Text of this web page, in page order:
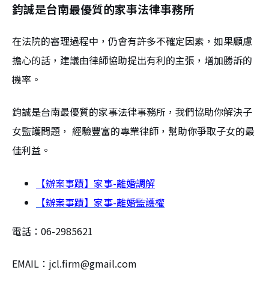
鈞誠是台南最優質的家事法律事務所
在法院的審理過程中，仍會有許多不確定因素，如果顧慮
擔心的話，建議由律師協助提出有利的主張，增加勝訴的
機率。
鈞誠是台南最優質的家事法律事務所，我們協助你解決子
女監護問題， 經驗豐富的專業律師，幫助你爭取子女的最
佳利益。
【辦案事蹟】家事-離婚調解
【辦案事蹟】家事-離婚監護權
電話：06-2985621
EMAIL：jcl.firm@gmail.com